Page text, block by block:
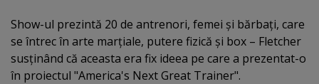
Show-ul prezintă 20 de antrenori, femei şi bărbaţi, care
se întrec în arte marţiale, putere fizică şi box – Fletcher
susţinând că aceasta era fix ideea pe care a prezentat-o
în proiectul "America's Next Great Trainer".